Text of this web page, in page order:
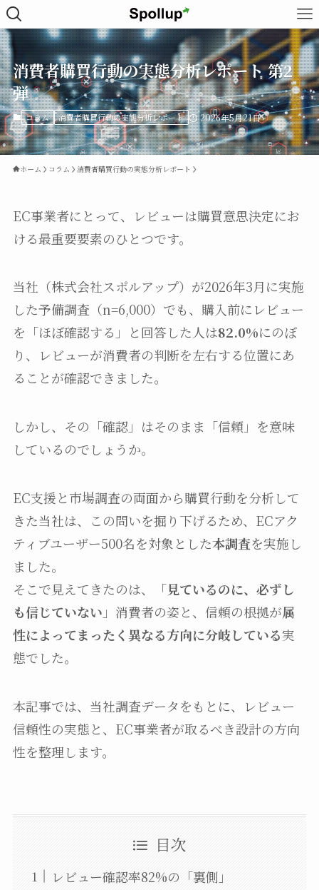
消費者購買行動の実態分析レポート 第2
弾
コラム 消費者購買行動の実態分析レポート 2026年5月21日
ホーム コラム 消費者購買行動の実態分析レポート
EC事業者にとって、レビューは購買意思決定にお
ける最重要要素のひとつです。
当社（株式会社スポルアップ）が2026年3月に実施
した予備調査（n=6,000）でも、購入前にレビュー
を「ほぼ確認する」と回答した人は82.0%にのぼ
り、レビューが消費者の判断を左右する位置にあ
ることが確認できました。
しかし、その「確認」はそのまま「信頼」を意味
しているのでしょうか。
EC支援と市場調査の両面から購買行動を分析して
きた当社は、この問いを掘り下げるため、ECアク
ティブユーザー500名を対象とした本調査を実施し
ました。
そこで見えてきたのは、「見ているのに、必ずし
も信じていない 」消費者の姿と、信頼の根拠が属
性によってまったく異なる方向に分岐している実
態でした。
本記事では、当社調査データをもとに、レビュー
信頼性の実態と、EC事業者が取るべき設計の方向
性を整理します。
目次
レビュー確認率82%の「裏側」